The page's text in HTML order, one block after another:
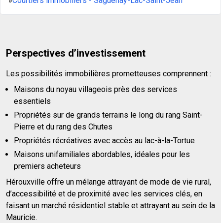
Perspectives d’investissement
Les possibilités immobilières prometteuses comprennent :
Maisons du noyau villageois près des services
essentiels
Propriétés sur de grands terrains le long du rang Saint-
Pierre et du rang des Chutes
Propriétés récréatives avec accès au lac-à-la-Tortue
Maisons unifamiliales abordables, idéales pour les
premiers acheteurs
Hérouxville offre un mélange attrayant de mode de vie rural,
d’accessibilité et de proximité avec les services clés, en
faisant un marché résidentiel stable et attrayant au sein de la
Mauricie.